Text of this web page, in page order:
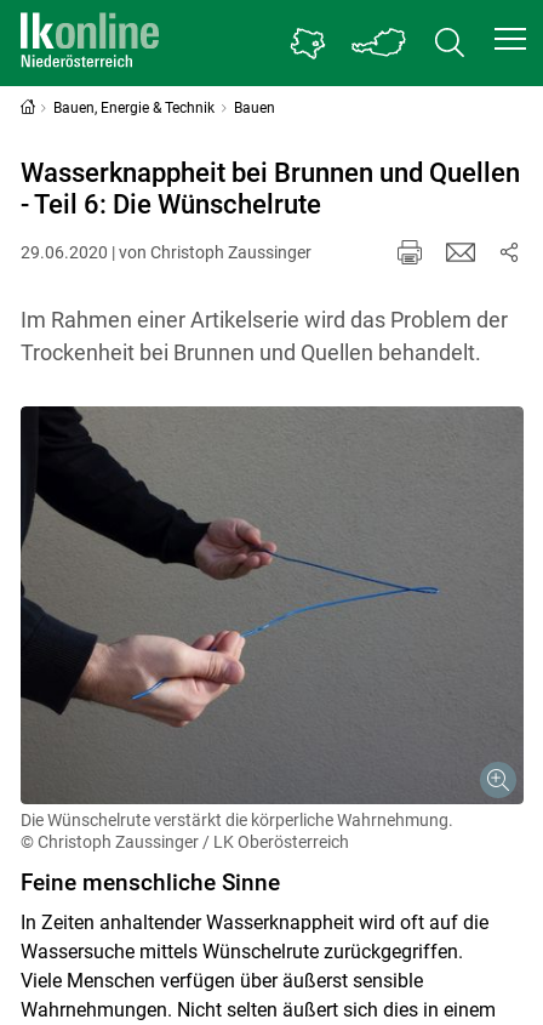
Bauen, Energie & Technik Bauen
Wasserknappheit bei Brunnen und Quellen
- Teil 6: Die Wünschelrute
29.06.2020 | von Christoph Zaussinger
Im Rahmen einer Artikelserie wird das Problem der
Trockenheit bei Brunnen und Quellen behandelt.
Die Wünschelrute verstärkt die körperliche Wahrnehmung.
© Christoph Zaussinger / LK Oberösterreich
Feine menschliche Sinne
In Zeiten anhaltender Wasserknappheit wird oft auf die
Wassersuche mittels Wünschelrute zurückgegriffen.
Viele Menschen verfügen über äußerst sensible
Wahrnehmungen. Nicht selten äußert sich dies in einem